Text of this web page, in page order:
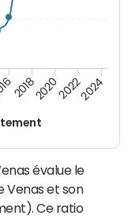
2018202020222024
évalue le
Venas et son
Ce ratio